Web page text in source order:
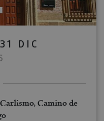
DIC
Camino de